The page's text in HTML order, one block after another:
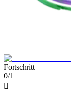
Fortschritt
0/1
